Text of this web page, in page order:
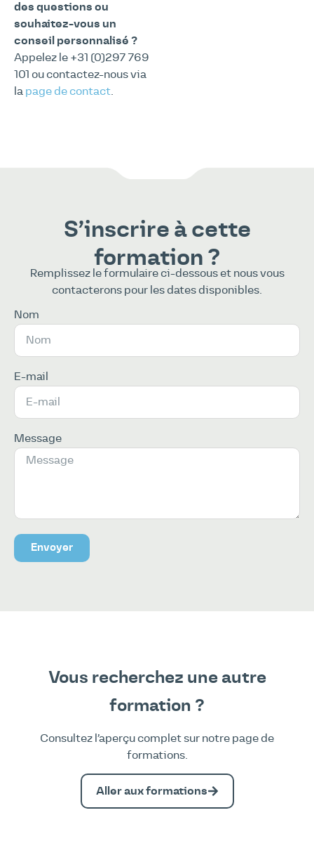
des questions ou
souhaitez-vous un
conseil personnalisé ?
Appelez le +31 (0)297 769
101 ou contactez-nous via
la page de contact
S’inscrire à cette
formation ?
Remplissez le formulaire ci-dessous et nous vous
contacterons pour les dates disponibles.
Nom
E-mail
Message
Envoyer
Vous recherchez une autre
formation ?
Consultez l’aperçu complet sur notre page de
formations.
Aller aux formations